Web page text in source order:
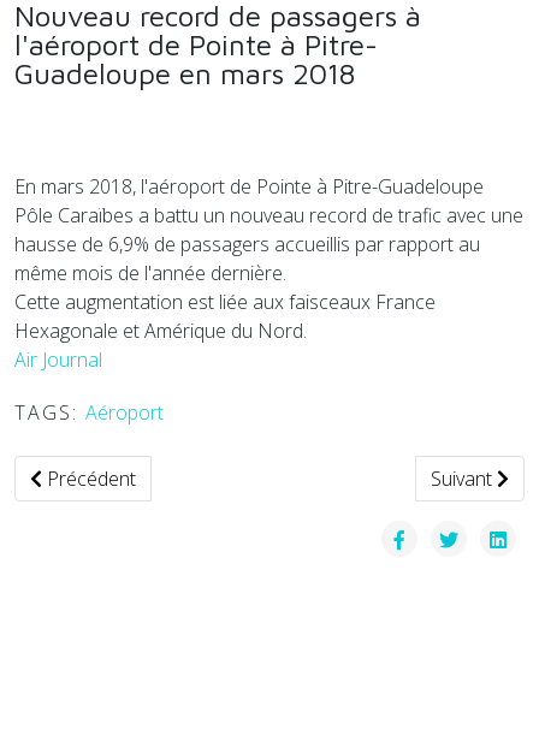
Nouveau record de passagers à
l'aéroport de Pointe à Pitre-
Guadeloupe en mars 2018
En mars 2018, l'aéroport de Pointe à Pitre-Guadeloupe
Pôle Caraïbes a battu un nouveau record de trafic avec une
hausse de 6,9% de passagers accueillis par rapport au
même mois de l'année dernière.
Cette augmentation est liée aux faisceaux France
Hexagonale et Amérique du Nord.
Air Journal
TAGS: Aéroport
Article précédent : Le projet STRESS : quelles
Précédent Article
Suivant